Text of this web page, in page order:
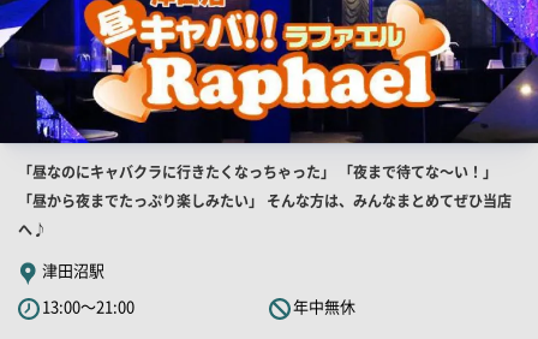
店
舗
PR
キ
ャ
ッ
「昼なのにキャバクラに行きたくなっちゃった」 「夜まで待てな～い！」
「昼から夜までたっぷり楽しみたい」 そんな方は、みんなまとめてぜひ当店
へ♪
津田沼駅
13:00～21:00
年中無休